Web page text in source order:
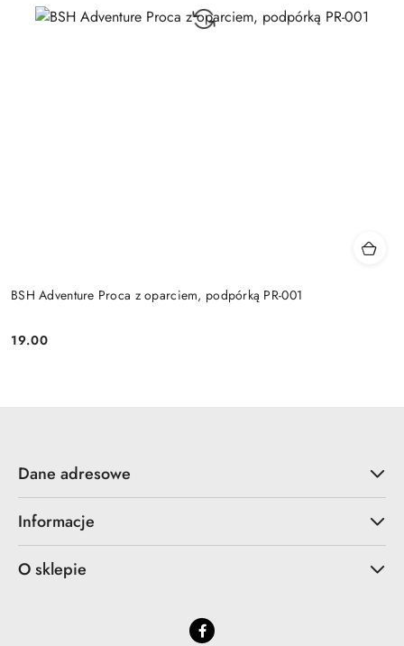
BSH Adventure Proca z oparciem, podpórką PR-001
Cena:
19.00
Dane adresowe
Informacje
O sklepie